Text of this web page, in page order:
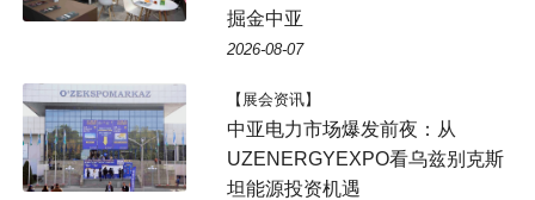
掘金中亚
2026-08-07
【展会资讯】
中亚电力市场爆发前夜：从
UZENERGYEXPO看乌兹别克斯
坦能源投资机遇